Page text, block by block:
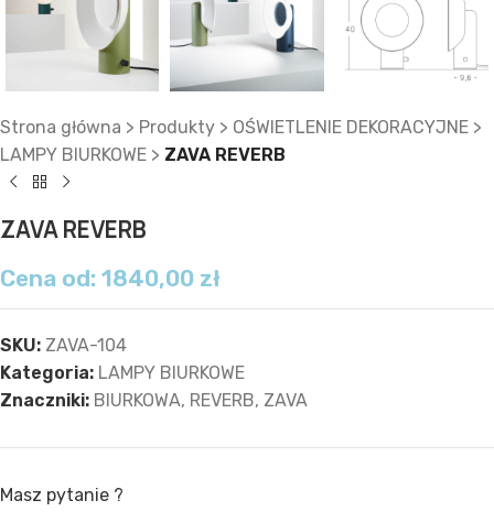
Strona główna > Produkty > OŚWIETLENIE DEKORACYJNE >
LAMPY BIURKOWE > ZAVA REVERB
ZAVA REVERB
Cena od: 1840,00 zł
SKU: ZAVA-104
Kategoria: LAMPY BIURKOWE
Znaczniki: BIURKOWA, REVERB, ZAVA
Masz pytanie ?